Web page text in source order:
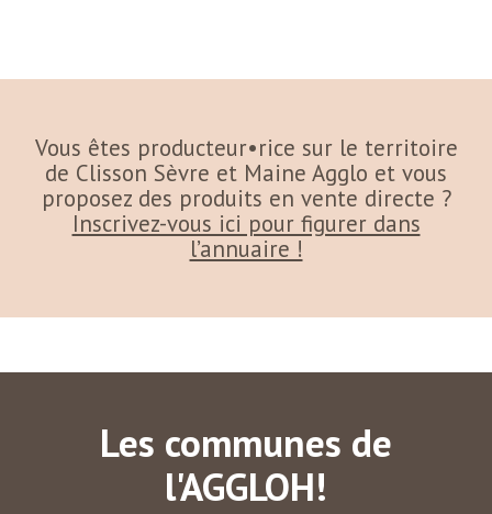
Vous êtes producteur•rice sur le territoire
de Clisson Sèvre et Maine Agglo et vous
proposez des produits en vente directe ?
Inscrivez-vous ici pour figurer dans
l’annuaire !
Les communes de
l'AGGLOH!